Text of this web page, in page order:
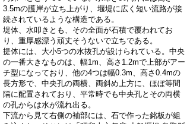
3.5mの護岸が立ち上がり、堰堤に広く短い流路が接
続されているような構造である。
堤体、水叩きとも、その全面が石積で覆われてお
り、重厚感漂う頑丈そうないで立ちである。
提体には、大小5つの水抜孔が設けられている。中央
の一番大きなものは、幅1m、高さ1.2mで上部がアー
チ型になっており、他の4つは幅0.3m、高さ0.4mの
長方形で、中央孔の両横、両斜め上方に、ほぼ等間
隔に配置されており、平常時でも中央孔とその両横
の孔からは水が流れ出る。
下流から見て右側の袖部には、石で作った銘板が組